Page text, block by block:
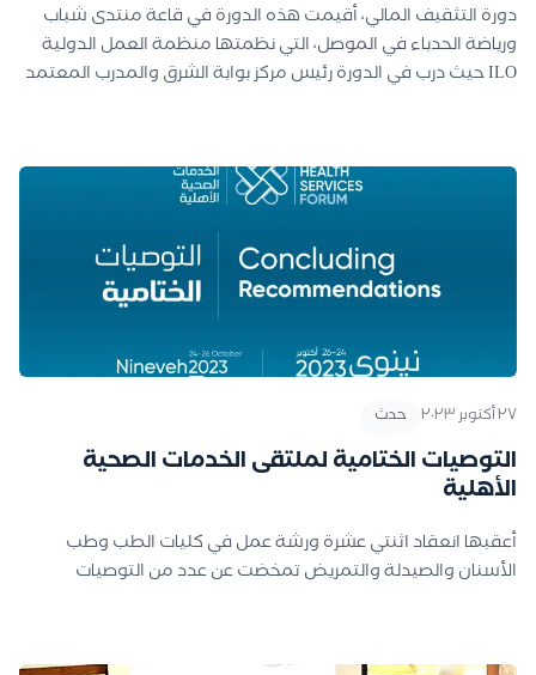
دورة التثقيف المالي، أقيمت هذه الدورة في قاعة منتدى شباب
ورياضة الحدباء في الموصل، التي نظمتها منظمة العمل الدولية
ILO حيث درب في الدورة رئيس مركز بوابة الشرق والمدرب المعتمد
٢٧ أكتوبر ٢٠٢٣ حدث
التوصيات الختامية لملتقى الخدمات الصحية
الأهلية
أعقبها انعقاد اثنتي عشرة ورشة عمل في كليات الطب وطب
الأسنان والصيدلة والتمريض تمخضت عن عدد من التوصيات